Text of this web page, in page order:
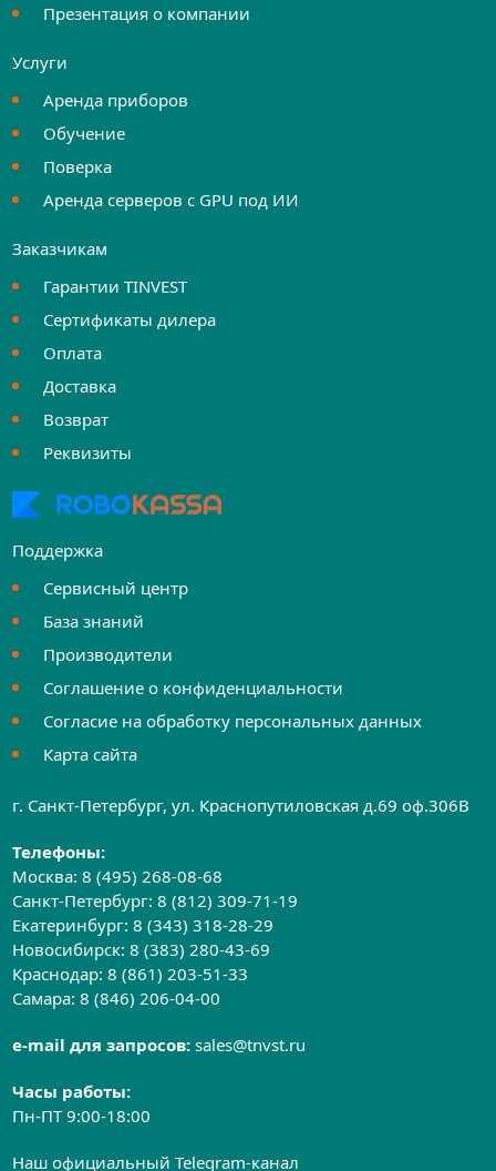
Презентация о компании
Услуги
Аренда приборов
Обучение
Поверка
Аренда серверов с GPU под ИИ
Заказчикам
Гарантии TINVEST
Сертификаты дилера
Оплата
Доставка
Возврат
Реквизиты
Поддержка
Сервисный центр
База знаний
Производители
Соглашение о конфиденциальности
Согласие на обработку персональных данных
Карта сайта
г. Санкт-Петербург, ул. Краснопутиловская д.69 оф.306B
Телефоны:
Москва:8 (495) 268-08-68
Санкт-Петербург:8 (812) 309-71-19
Екатеринбург:8 (343) 318-28-29
Новосибирск:8 (383) 280-43-69
Краснодар:8 (861) 203-51-33
Самара:8 (846) 206-04-00
e-mail для запросов:sales@tnvst.ru
Часы работы:
Пн-ПТ 9:00-18:00
Наш официальный Telegram-канал